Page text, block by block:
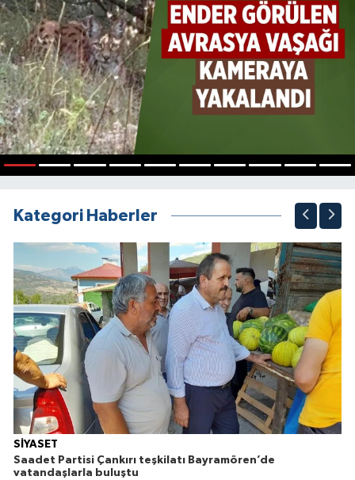
Kategori Haberler
SİYASET
Saadet Partisi Çankırı teşkilatı Bayramören’de
vatandaşlarla buluştu